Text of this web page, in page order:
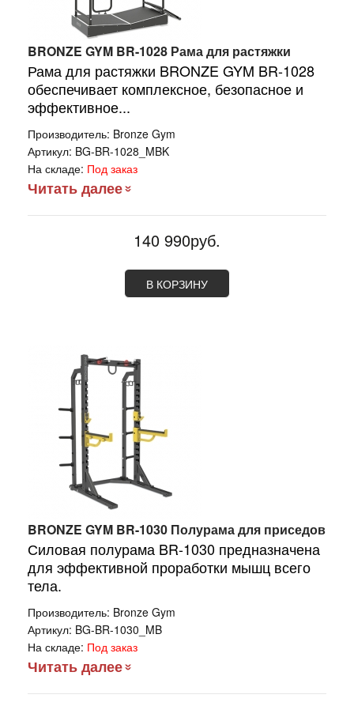
BRONZE GYM BR-1028 Рама для растяжки
Рама для растяжки BRONZE GYM BR-1028
обеспечивает комплексное, безопасное и
эффективное...
Производитель: Bronze Gym
Артикул: BG-BR-1028_MBK
На складе: Под заказ
Читать далее
140 990руб.
В КОРЗИНУ
BRONZE GYM BR-1030 Полурама для приседов
Силовая полурама BR-1030 предназначена
для эффективной проработки мышц всего
тела.
Производитель: Bronze Gym
Артикул: BG-BR-1030_MB
На складе: Под заказ
Читать далее